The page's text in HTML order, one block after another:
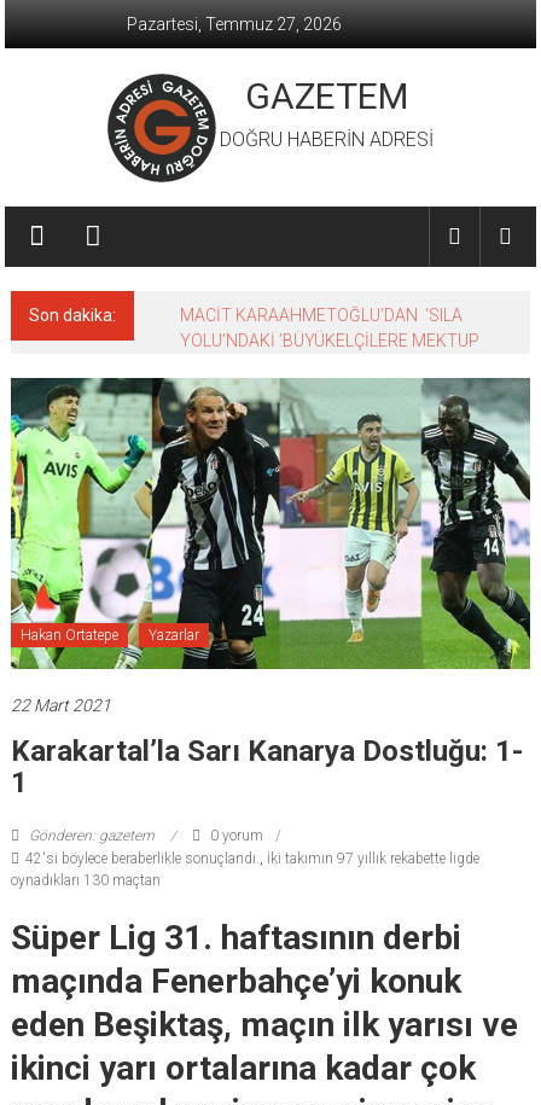
Pazartesi, Temmuz 27, 2026
GAZETEM
DOĞRU HABERİN ADRESİ
Son dakika:
MACİT KARAAHMETOĞLU’DAN ‘SILA
YOLU’NDAKİ ’BÜYÜKELÇİLERE MEKTUP
Hakan Ortatepe Yazarlar
22 Mart 2021
Karakartal’la Sarı Kanarya Dostluğu: 1-
1
Gönderen: gazetem
0 yorum
42'si böylece beraberlikle sonuçlandı., İki takımın 97 yıllık rekabette ligde
oynadıkları 130 maçtan
Süper Lig 31. haftasının derbi
maçında Fenerbahçe’yi konuk
eden Beşiktaş, maçın ilk yarısı ve
ikinci yarı ortalarına kadar çok